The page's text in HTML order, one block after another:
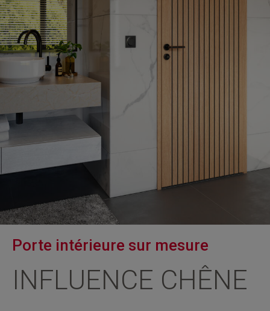
Porte intérieure sur mesure
INFLUENCE CHÊNE